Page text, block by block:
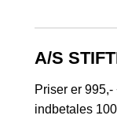
A/S
Priser er
indbetales